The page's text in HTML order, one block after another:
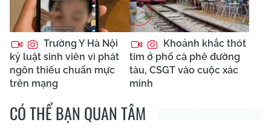
Trường Y Hà Nội
kỷ luật sinh viên vì phát
ngôn thiếu chuẩn mực
trên mạng
Khoảnh khắc thót
tim ở phố cà phê đường
tàu, CSGT vào cuộc xác
minh
CÓ THỂ BẠN QUAN TÂM